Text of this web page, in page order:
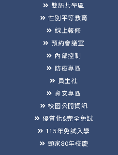
雙語共學區
性別平等教育
線上報修
預約會議室
內部控制
防疫專區
員生社
資安專區
校園公開資訊
優質化&完全免試
115年免試入學
頭家80年校慶